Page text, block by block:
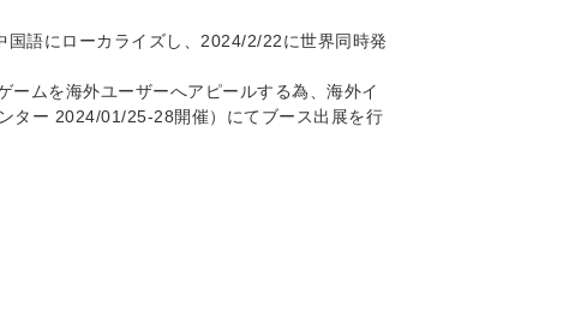
語にローカライズし、2024/2/22に世界同時発
ムを海外ユーザーへアピールする為、海外イ
ター 2024/01/25-28開催）にてブース出展を行